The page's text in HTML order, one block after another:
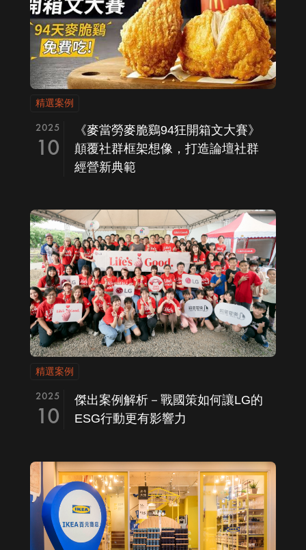
2025
10
《麥當勞麥脆鷄94狂開箱文大賽》
顛覆社群框架想像，打造論壇社群
經營新典範
精選案例
2025
10
傑出案例解析－戰國策如何讓LG的
ESG行動更有影響力
精選案例